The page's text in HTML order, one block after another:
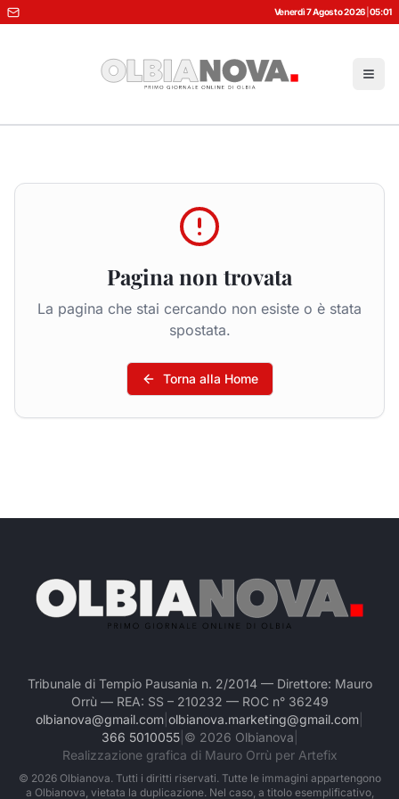
Venerdì 7 Agosto 2026 05:01
Pagina non trovata
La pagina che stai cercando non esiste o è stata
spostata.
Torna alla Home
Tribunale di Tempio Pausania n. 2/2014 — Direttore: Mauro
Orrù — REA: SS – 210232 — ROC n° 36249
olbianova@gmail.com olbianova.marketing@gmail.com
366 5010055| © 2026 Olbianova
Realizzazione grafica di Mauro Orrù per Artefix
© 2026Olbianova. Tutti i diritti riservati. Tutte le immagini appartengono
a Olbianova, vietata la duplicazione. Nel caso, a titolo esemplificativo,